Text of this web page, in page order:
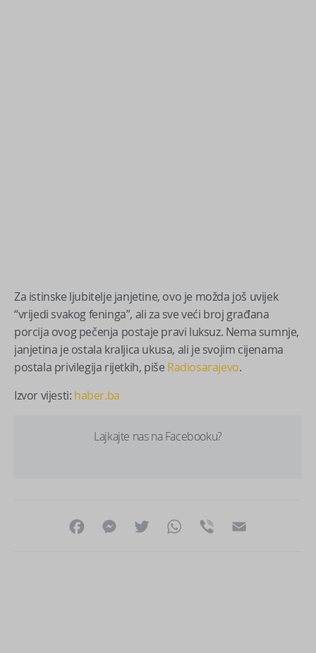
Za istinske ljubitelje janjetine, ovo je možda još uvijek
“vrijedi svakog feninga”, ali za sve veći broj građana
porcija ovog pečenja postaje pravi luksuz. Nema sumnje,
janjetina je ostala kraljica ukusa, ali je svojim cijenama
postala privilegija rijetkih, piše Radiosarajevo.
Izvor vijesti: haber.ba
Lajkajte nas na Facebooku?
FacebookMessenger
Twitter WhatsApp
Viber